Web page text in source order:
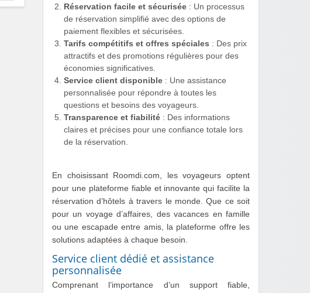
Réservation facile et sécurisée : Un processus
de réservation simplifié avec des options de
paiement flexibles et sécurisées.
Tarifs compétitifs et offres spéciales : Des prix
attractifs et des promotions régulières pour des
économies significatives.
Service client disponible : Une assistance
personnalisée pour répondre à toutes les
questions et besoins des voyageurs.
Transparence et fiabilité : Des informations
claires et précises pour une confiance totale lors
de la réservation.
En choisissant Roomdi.com, les voyageurs optent
pour une plateforme fiable et innovante qui facilite la
réservation d’hôtels à travers le monde. Que ce soit
pour un voyage d’affaires, des vacances en famille
ou une escapade entre amis, la plateforme offre les
solutions adaptées à chaque besoin.
Service client dédié et assistance
personnalisée
Comprenant l’importance d’un support fiable,